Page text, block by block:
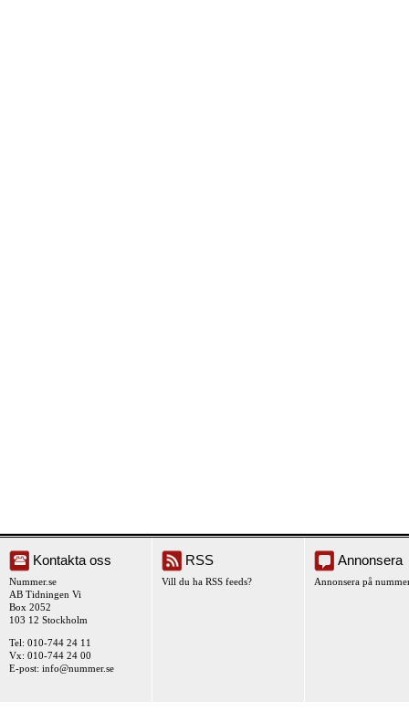
Kontakta oss
Nummer.se
AB Tidningen Vi
Box 2052
103 12 Stockholm
Tel: 010-744 24 11
Vx: 010-744 24 00
E-post: info@nummer.se
RSS
Vill du ha RSS feeds?
Annonsera
Annonsera på